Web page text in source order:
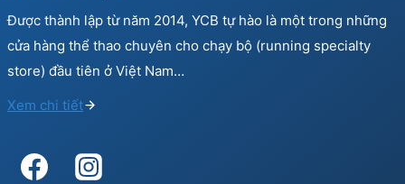
Được thành lập từ năm 2014, YCB tự hào là một trong những
cửa hàng thể thao chuyên cho chạy bộ (running specialty
store) đầu tiên ở Việt Nam…
Xem chi tiết